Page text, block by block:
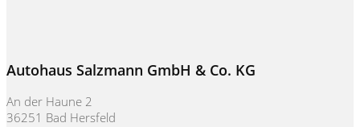
Autohaus Salzmann GmbH & Co. KG
An der Haune 2
36251 Bad Hersfeld